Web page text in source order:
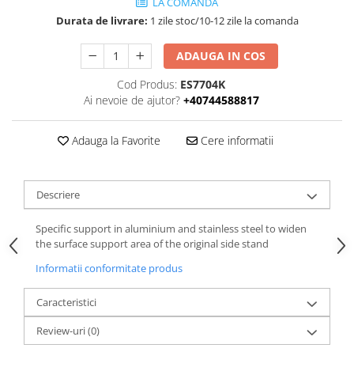
Durata de livrare: 1 zile stoc/10-12 zile la comanda
ADAUGA IN COS
Cod Produs: ES7704K
Ai nevoie de ajutor? +40744588817
Adauga la Favorite Cere informatii
Descriere
Specific support in aluminium and stainless steel to widen
the surface support area of the original side stand
Informatii conformitate produs
Caracteristici
Review-uri(0)